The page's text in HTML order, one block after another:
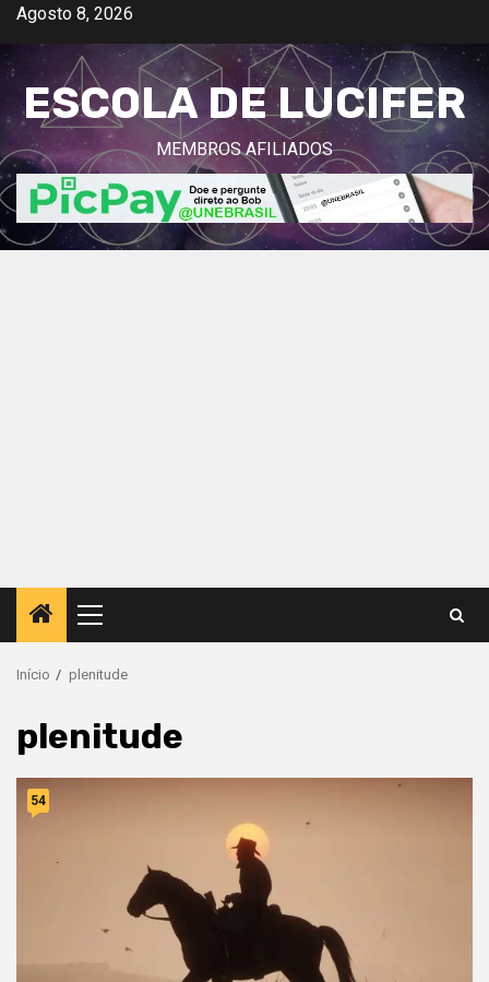
Avançar
o
conteúdo
Agosto 8, 2026
ESCOLA DE LUCIFER
MEMBROS AFILIADOS
Menu
principal
Início plenitude
plenitude
54